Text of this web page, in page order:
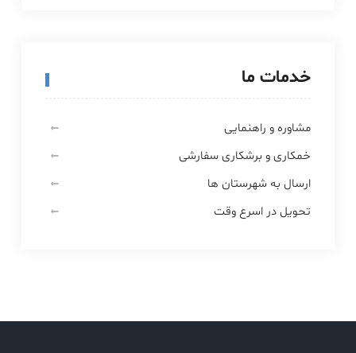
خدمات ما
مشاوره و راهنمایی
خمکاری و برشکاری سفارشی
ارسال به شهرستان ها
تحویل در اسرع وقت